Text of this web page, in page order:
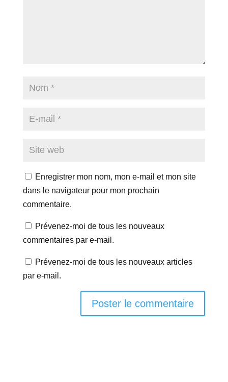
Enregistrer mon nom, mon e-mail et mon site
dans le navigateur pour mon prochain
commentaire.
Prévenez-moi de tous les nouveaux
commentaires par e-mail.
Prévenez-moi de tous les nouveaux articles
par e-mail.